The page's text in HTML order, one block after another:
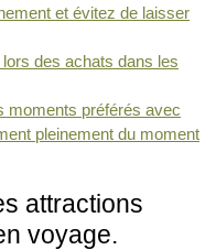
et évitez de laisser
des achats dans les
moments préférés avec
pleinement du moment
attractions
voyage.